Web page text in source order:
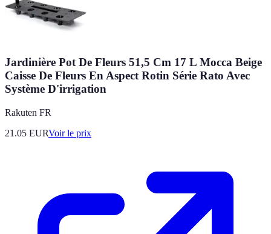
Jardinière Pot De Fleurs 51,5 Cm 17 L Mocca Beige
Caisse De Fleurs En Aspect Rotin Série Rato Avec
Système D'irrigation
Rakuten FR
21.05 EURVoir le prix